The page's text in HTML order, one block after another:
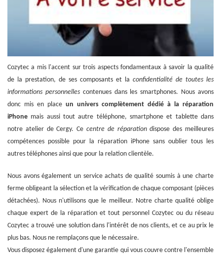
Cozytec a mis l'accent sur trois aspects fondamentaux à savoir la qualité
de la prestation, de ses composants et la confidentialité de toutes les
informations personnellescontenues dans les smartphones. Nous avons
donc mis en place un univers complètement dédié à la réparation
iPhone mais aussi tout autre téléphone, smartphone et tablette dans
notre atelier de Cergy. Ce centre de réparationdispose des meilleures
compétences possible pour la réparation iPhone sans oublier tous les
autres téléphones ainsi que pour la relation clientèle.
Nous avons également un service achats de qualité soumis à une charte
ferme obligeant la sélection et la vérification de chaque composant (pièces
détachées). Nous n'utilisons que le meilleur. Notre charte qualité oblige
chaque expert de la réparation et tout personnel Cozytec ou du réseau
Cozytec a trouvé une solution dans l'intérêt de nos clients, et ce au prix le
plus bas. Nous ne remplaçons que le nécessaire.
Vous disposez également d'une garantie qui vous couvre contre l'ensemble